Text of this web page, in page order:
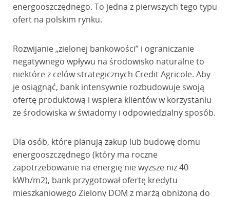
energooszczędnego. To jedna z pierwszych tego typu
ofert na polskim rynku.
Rozwijanie „zielonej bankowości” i ograniczanie
negatywnego wpływu na środowisko naturalne to
niektóre z celów strategicznych Credit Agricole. Aby
je osiągnąć, bank intensywnie rozbudowuje swoją
ofertę produktową i wspiera klientów w korzystaniu
ze środowiska w świadomy i odpowiedzialny sposób.
Dla osób, które planują zakup lub budowę domu
energooszczędnego (który ma roczne
zapotrzebowanie na energię nie wyższe niż 40
kWh/m2), bank przygotował ofertę kredytu
mieszkaniowego Zielony DOM z marżą obniżoną do